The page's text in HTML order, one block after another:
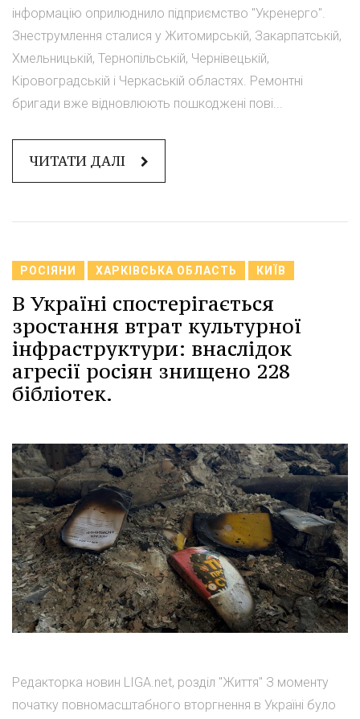
інформацію оприлюднило підприємство "Укренерго".
Знеструмлення сталися у Житомирській, Закарпатській,
Хмельницькій, Тернопільській, Чернівецькій,
Кіровоградській і Черкаській областях. Ремонтні
бригади вже відновлюють пошкоджені пові...
ЧИТАТИ ДАЛІ
РОСІЯНИ ХАРКІВСЬКА ОБЛАСТЬ КИЇВ
В Україні спостерігається
зростання втрат культурної
інфраструктури: внаслідок
агресії росіян знищено 228
бібліотек.
Редакторка новин LIGA.net, розділ "Життя" З моменту
початку повномасштабного вторгнення в Україні було